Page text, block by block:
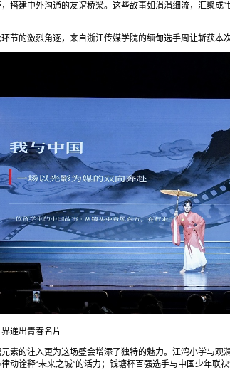
搭建中外沟通的友谊桥梁。这些故事如涓涓细流，汇聚成
节的激烈角逐，来自浙江传媒学院的缅甸选手周让斩获本
递出青春名片
素的注入更为这场盛会增添了独特的魅力。江湾小学与观
动诠释“未来之城”的活力；钱塘杯百强选手与中国少年联